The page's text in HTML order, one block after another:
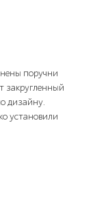
поручни
закругленный
дизайну.
установили